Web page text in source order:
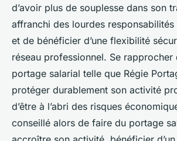
d’avoir plus de souplesse dans son
affranchi des lourdes
et de bénéficier d’une flexibilité
réseau professionnel. Se rapprocher
portage salarial telle que Régie
protéger durablement son activité
d’être à l’abri des risques
conseillé alors de faire du portage